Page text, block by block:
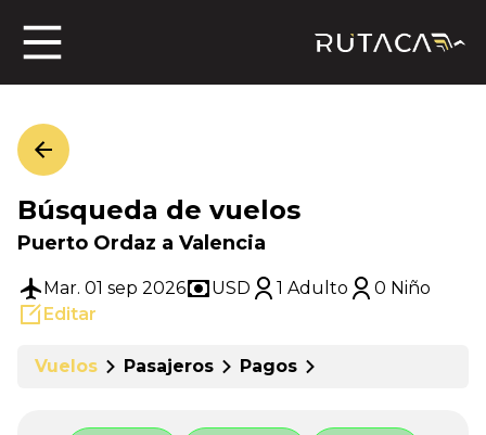
Búsqueda de vuelos
Puerto Ordaz a Valencia
Mar. 01 sep 2026 USD 1 Adulto
0 Niño
Editar
Vuelos Pasajeros Pagos